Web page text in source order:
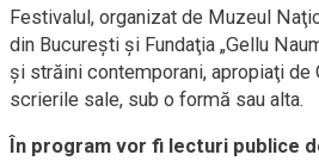
Festivalul, organizat de Muzeul
din Bucureşti şi Fundaţia „Gellu
şi străini contemporani, apropiaţi de
scrierile sale, sub o formă sau alta.
În program vor fi lecturi publice